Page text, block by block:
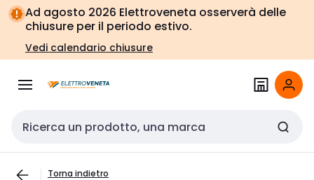
Vai alla
navigazione
Vai
alla
pagina
Ad agosto 2026 Elettroveneta osserverà delle
chiusure per il periodo estivo.
Vedi calendario chiusure
Cerca input
Torna indietro